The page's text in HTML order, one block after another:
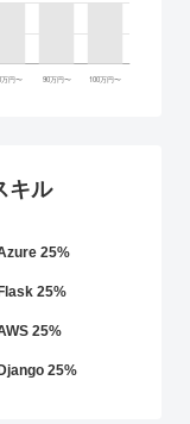
キル
25%
Flask 25%
25%
Django 25%